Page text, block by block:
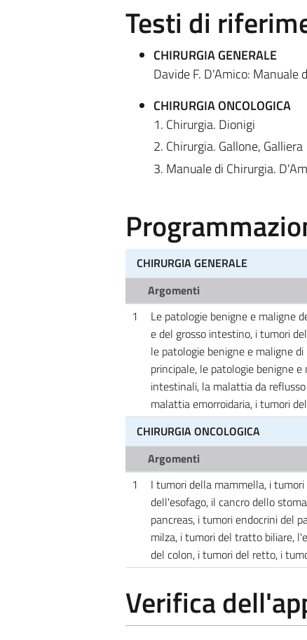
Testi di
CHIRURGIA GENERALE
Davide F. D'Amico: Manuale
CHIRURGIA ONCOLOGICA
1. Chirurgia. Dionigi
2. Chirurgia. Gallone, Galliera
3. Manuale di Chirurgia.
CHIRURGIA GENERALE
Argomenti
1
Le patologie benigne e maligne
e del grosso intestino, i tumori
le patologie benigne e maligne
principale, le patologie benigne
intestinali, la malattia da
malattia emorroidaria, i tumori
CHIRURGIA ONCOLOGICA
Argomenti
1
I tumori della mammella, i
dell'esofago, il cancro dello
pancreas, i tumori endocrini del
milza, i tumori del tratto biliare,
del colon, i tumori del retto, i
Verifica